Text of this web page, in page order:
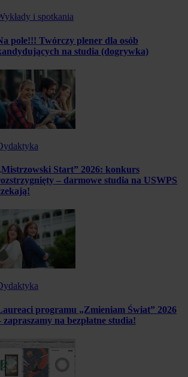
i spotkania
pole!!! Twórczy plener dla osób
na studia (dogrywka)
Start” 2026: konkurs
– darmowe studia na USWPS
programu „Zmieniam Świat” 2026
zapraszamy na bezpłatne studia!